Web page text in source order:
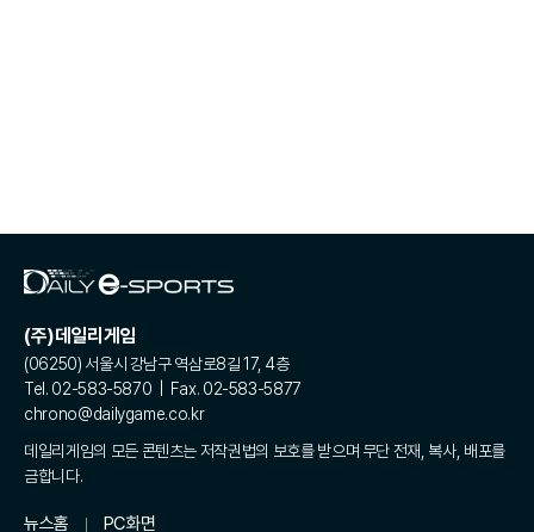
(주)데일리게임
(06250) 서울시 강남구 역삼로8길 17, 4층
Tel. 02-583-5870 | Fax. 02-583-5877
chrono@dailygame.co.kr
데일리게임의 모든 콘텐츠는 저작권법의 보호를 받으며 무단 전재, 복사, 배포를
금합니다.
뉴스홈 PC화면